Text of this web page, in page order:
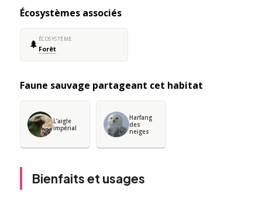
Écosystèmes associés
🌲 ÉCOSYSTÈME
Forêt
Faune sauvage partageant cet habitat
L’aigle
impérial
Harfang
des
neiges
Bienfaits et usages